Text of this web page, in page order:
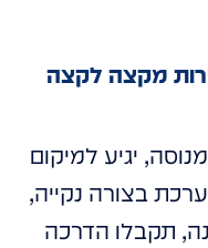
מקצה לקצה
יגיע למיקום
בצורה נקייה,
תקבלו הדרכה